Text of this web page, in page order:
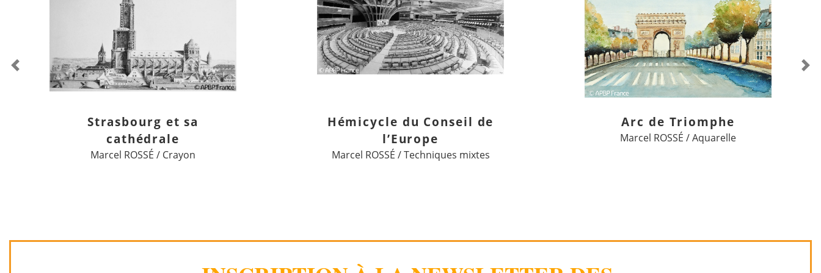
Strasbourg et sa
cathédrale
Marcel ROSSÉ / Crayon
Hémicycle du Conseil de
l’Europe
Marcel ROSSÉ / Techniques mixtes
Arc de Triomphe
Marcel ROSSÉ / Aquarelle
Previous